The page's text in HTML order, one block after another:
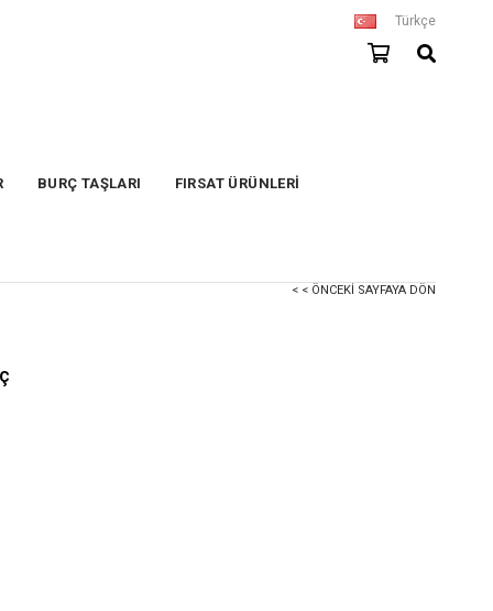
Türkçe
BURÇ TAŞLARI FIRSAT ÜRÜNLERİ
< < ÖNCEKI SAYFAYA DÖN